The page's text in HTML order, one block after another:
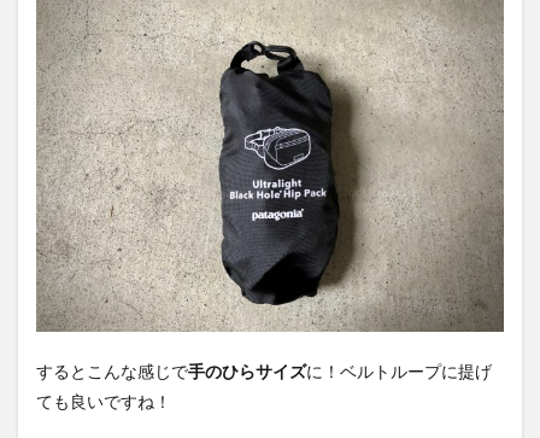
するとこんな感じで手のひらサイズに！ベルトループに提げ
ても良いですね！